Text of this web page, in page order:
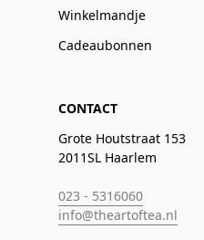
Winkelmandje
Cadeaubonnen
CONTACT
Grote Houtstraat 153
2011SL Haarlem
023 - 5316060
info@theartoftea.nl